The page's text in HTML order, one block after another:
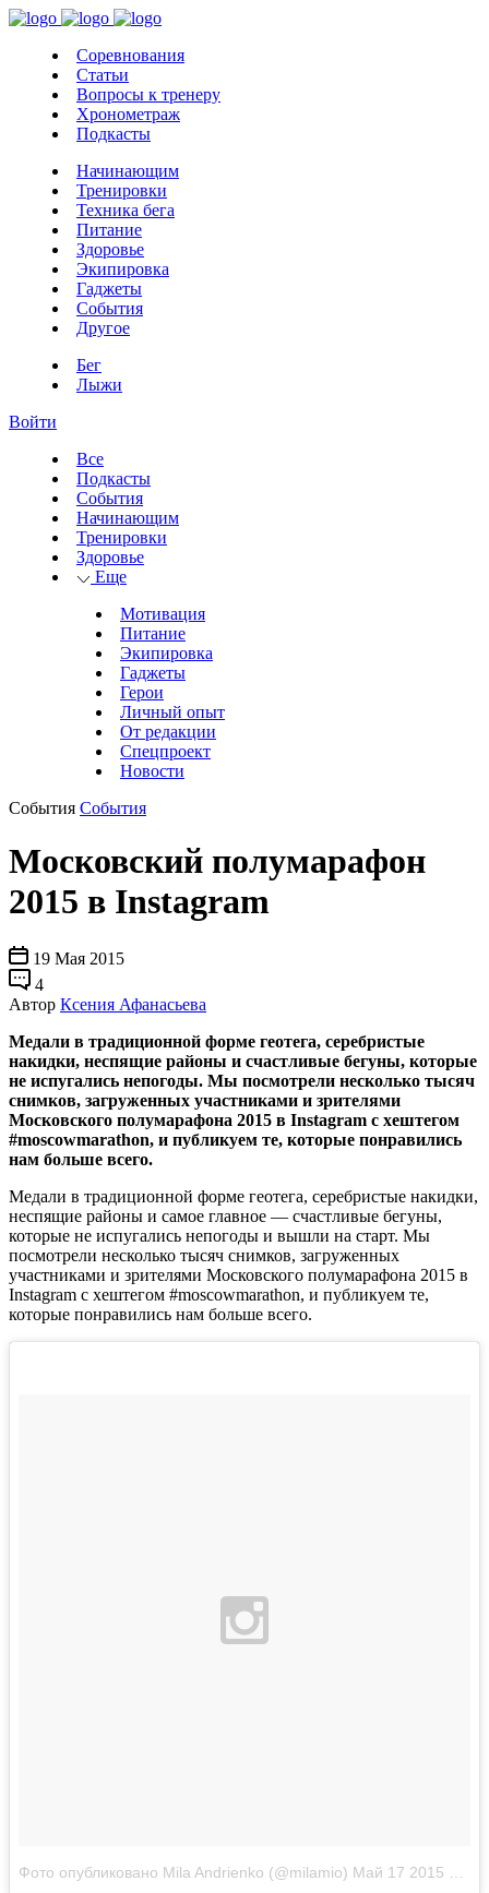
Соревнования
Статьи
Вопросы к тренеру
Хронометраж
Подкасты
Начинающим
Тренировки
Техника бега
Питание
Здоровье
Экипировка
Гаджеты
События
Другое
Бег
Лыжи
Войти
Все
Подкасты
События
Начинающим
Тренировки
Здоровье
Еще
Мотивация
Питание
Экипировка
Гаджеты
Герои
Личный опыт
От редакции
Спецпроект
Новости
События События
Московский полумарафон
2015 в Instagram
19 Мая 2015
4
Автор Ксения Афанасьева
Медали в традиционной форме геотега, серебристые
накидки, неспящие районы и счастливые бегуны, которые
не испугались непогоды. Мы посмотрели несколько тысяч
снимков, загруженных участниками и зрителями
Московского полумарафона 2015 в Instagram с хештегом
#moscowmarathon, и публикуем те, которые понравились
нам больше всего.
Медали в традиционной форме геотега, серебристые накидки,
неспящие районы и самое главное — счастливые бегуны,
которые не испугались непогоды и вышли на старт. Мы
посмотрели несколько тысяч снимков, загруженных
участниками и зрителями Московского полумарафона 2015 в
Instagram с хештегом #moscowmarathon, и публикуем те,
которые понравились нам больше всего.
Фото опубликовано Mila Andrienko (@milamio) Май 17 2015 в 3:05 PDT